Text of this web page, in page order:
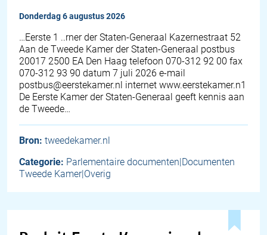
donderdag 6 augustus 2026
…Eerste 1 ..rner der Staten-Generaal Kazernestraat 52
Aan de Tweede Kamer der Staten-Generaal postbus
20017 2500 EA Den Haag telefoon 070-312 92 00 fax
070-312 93 90 datum 7 juli 2026 e-mail
postbus@eerstekamer.nl internet www.eerstekamer.n1
De Eerste Kamer der Staten-Generaal geeft kennis aan
de Tweede…
Bron: tweedekamer.nl
Categorie: Parlementaire documenten|Documenten
Tweede Kamer|Overig